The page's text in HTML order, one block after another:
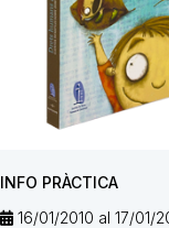
INFO PRÀCTICA
16/01/2010 al 17/01/